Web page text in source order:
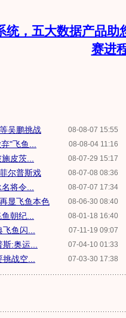
统，五大数据产品助
赛进
08-08-07 15:55
吴鹏挑战
08-08-04 11:16
"飞鱼...
08-07-29 15:17
皮茨...
08-07-08 08:36
尔普斯戏
08-07-07 17:34
将令...
08-06-30 08:40
显飞鱼本色
08-01-18 16:40
朝纪...
07-11-19 09:07
鱼闪...
07-04-10 01:33
:奥运...
07-03-30 17:38
战空...